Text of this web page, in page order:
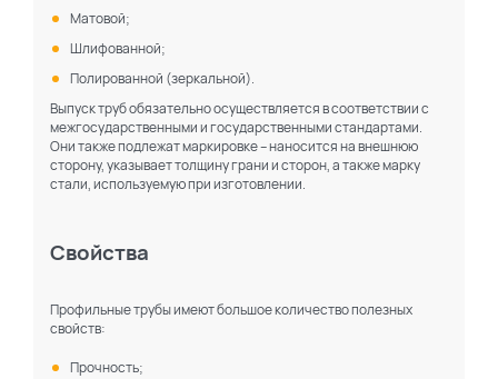
Матовой;
Шлифованной;
Полированной (зеркальной).
Выпуск труб обязательно осуществляется в соответствии с
межгосударственными и государственными стандартами.
Они также подлежат маркировке – наносится на внешнюю
сторону, указывает толщину грани и сторон, а также марку
стали, используемую при изготовлении.
Свойства
Профильные трубы имеют большое количество полезных
свойств:
Прочность;